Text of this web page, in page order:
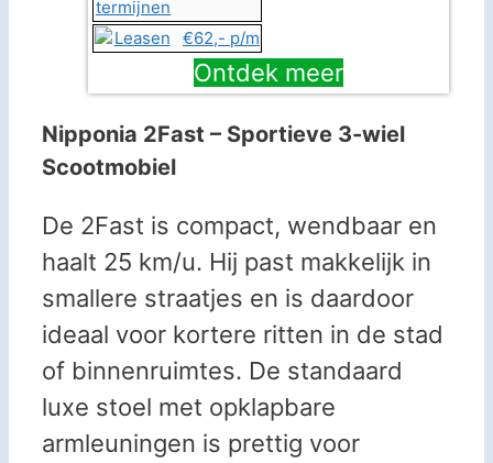
€62,- p/m
Ontdek meer
Nipponia 2Fast – Sportieve 3-wiel
Scootmobiel
De 2Fast is compact, wendbaar en
haalt 25 km/u. Hij past makkelijk in
smallere straatjes en is daardoor
ideaal voor kortere ritten in de stad
of binnenruimtes. De standaard
luxe stoel met opklapbare
armleuningen is prettig voor